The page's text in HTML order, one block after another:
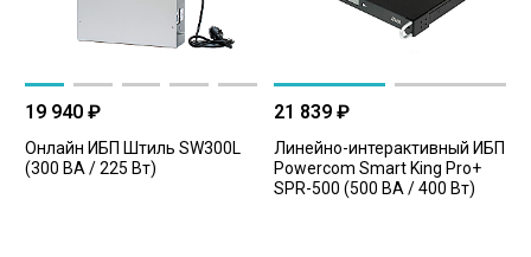
19 940 ₽
Онлайн ИБП Штиль SW300L
(300 ВА / 225 Вт)
21 839 ₽
Линейно-интерактивный ИБП
Powercom Smart King Pro+
SPR-500 (500 ВА / 400 Вт)